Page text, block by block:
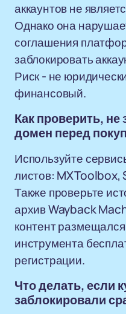
аккаунтов не
Однако она
соглашения
заблокировать
Риск - не
финансовый.
Как проверить, не
домен перед
Используйте
листов: MXToolbox,
Также проверьте
архив Wayback
контент
инструмента
регистрации.
Что делать, если
заблокировали